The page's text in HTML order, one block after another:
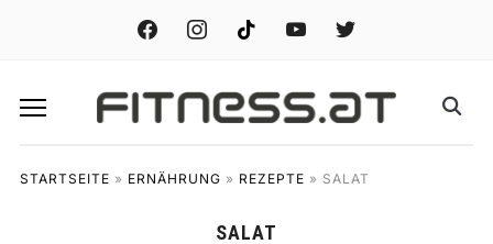
facebook instagramtiktok youtube twitter
STARTSEITE » ERNÄHRUNG » REZEPTE » SALAT
SALAT